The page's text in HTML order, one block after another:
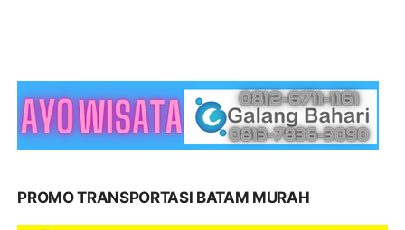
PROMO TRANSPORTASI BATAM MURAH